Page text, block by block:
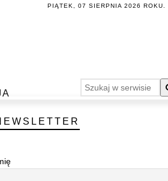
PIĄTEK, 07 SIERPNIA 2026 ROKU.